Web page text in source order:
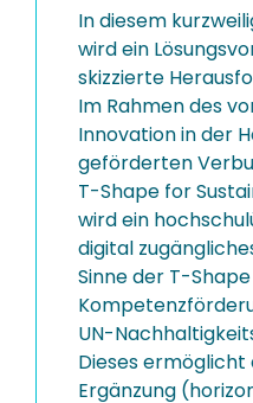
In diesem
wird ein
skizzierte
Im Rahmen des
Innovation in der
geförderten
T-Shape for
wird ein
digital
Sinne der T-Shape
UN-
Dieses
Ergänzung